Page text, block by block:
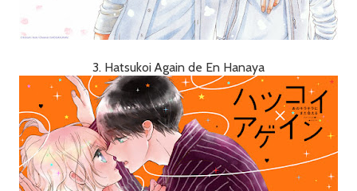
3. Hatsukoi Again de En Hanaya